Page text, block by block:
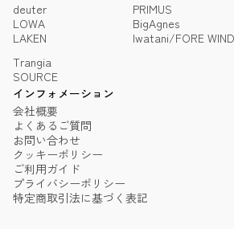
deuter
LOWA
LAKEN
PRIMUS
BigAgnes
Iwatani/FORE
Trangia
SOURCE
インフォメーション
会社概要
よくあるご質問
お問い合わせ
クッキーポリシー
ご利用ガイド
プライバシーポリシー
特定商取引法に基づく表記